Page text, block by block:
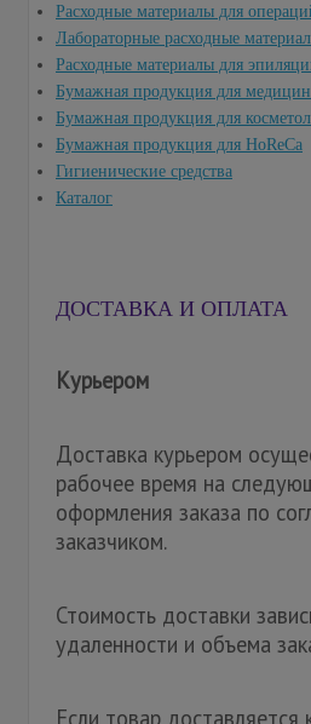
Расходные материалы для
Лабораторные расходные
Расходные материалы для
Бумажная продукция для
Бумажная продукция для
Бумажная продукция для HoReCa
Гигиенические средства
Каталог
ДОСТАВКА И ОПЛАТА
Курьером
Доставка курьером
рабочее время на
оформления заказа по
заказчиком.
Стоимость доставки
удаленности и объема